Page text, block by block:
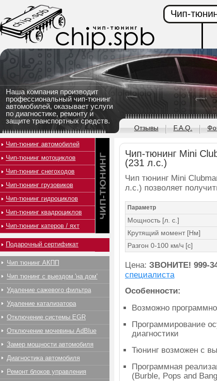
Наша компания производит
профессиональный чип-тюнинг
автомобилей, оказывает услуги
по диагностике, ремонту и
защите транспортных средств.
Чип-
Отзывы F.A.Q.
Чип-тюнинг Mini
(231 л.с.)
Чип тюнинг Mini
л.с.) позволяет
Параметр
Мощность [л. с.]
Крутящий момент [Нм]
Разгон 0-100 км/ч [с]
Цена: ЗВОНИТЕ! 999-
специалиста
Особенности:
Возможно
Программирование
диагностики
Тюнинг возможен с
Программная
(Burble, Pops and
Чип-тюнинг автомобилей
Чип-тюнинг мотоциклов
Чип-тюнинг снегоходов
Чип-тюнинг грузовиков
Чип-тюнинг гидроциклов
Чип-тюнинг квадроциклов
Чип-тюнинг катеров / яхт
Подарочный сертификат
Чип тюнинг АКПП
Чип тюнинг с выездом 'на дом'
Удаление сажевого фильтра
Удаление катализатора
Отключение системы EGR
Отключение мочевины AdBlue
Замер мощности автомобиля
Диагностика автомобиля
Ремонт блоков управления